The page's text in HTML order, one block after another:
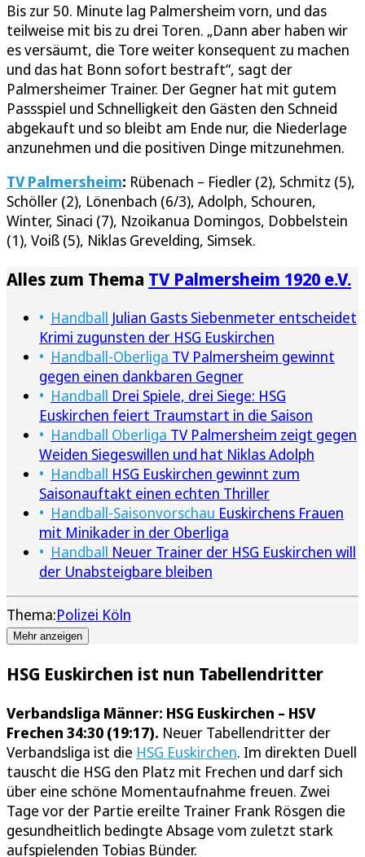
Bis zur 50. Minute lag Palmersheim vorn, und das
teilweise mit bis zu drei Toren. „Dann aber haben wir
es versäumt, die Tore weiter konsequent zu machen
und das hat Bonn sofort bestraft“, sagt der
Palmersheimer Trainer. Der Gegner hat mit gutem
Passspiel und Schnelligkeit den Gästen den Schneid
abgekauft und so bleibt am Ende nur, die Niederlage
anzunehmen und die positiven Dinge mitzunehmen.
TV Palmersheim: Rübenach – Fiedler (2), Schmitz (5),
Schöller (2), Lönenbach (6/3), Adolph, Schouren,
Winter, Sinaci (7), Nzoikanua Domingos, Dobbelstein
(1), Voiß (5), Niklas Grevelding, Simsek.
Alles zum Thema TV Palmersheim 1920 e.V.
Handball Julian Gasts Siebenmeter entscheidet
Krimi zugunsten der HSG Euskirchen
Handball-Oberliga TV Palmersheim gewinnt
gegen einen dankbaren Gegner
Handball Drei Spiele, drei Siege: HSG
Euskirchen feiert Traumstart in die Saison
Handball Oberliga TV Palmersheim zeigt gegen
Weiden Siegeswillen und hat Niklas Adolph
Handball HSG Euskirchen gewinnt zum
Saisonauftakt einen echten Thriller
Handball-Saisonvorschau Euskirchens Frauen
mit Minikader in der Oberliga
Handball Neuer Trainer der HSG Euskirchen will
der Unabsteigbare bleiben
Thema:Polizei Köln
Mehr anzeigen
HSG Euskirchen ist nun Tabellendritter
Verbandsliga Männer: HSG Euskirchen – HSV
Frechen 34:30 (19:17). Neuer Tabellendritter der
Verbandsliga ist die HSG Euskirchen. Im direkten Duell
tauscht die HSG den Platz mit Frechen und darf sich
über eine schöne Momentaufnahme freuen. Zwei
Tage vor der Partie ereilte Trainer Frank Rösgen die
gesundheitlich bedingte Absage vom zuletzt stark
aufspielenden Tobias Bünder.